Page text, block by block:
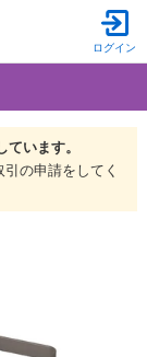
ログイン
ています。
の申請をしてく